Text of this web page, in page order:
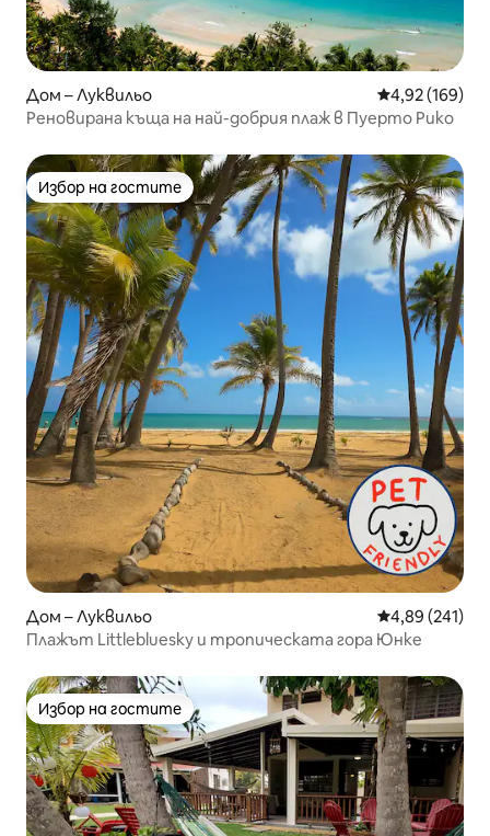
Дом – Луквильо Средна
4,92 (169)
Реновирана къща на най-добрия плаж в Пуерто Рико
Избор на гостите
Избор на гостите
Дом – Луквильо Средна
4,89 (241)
Плажът Littlebluesky и тропическата гора Юнке
Избор на гостите
Избор на гостите